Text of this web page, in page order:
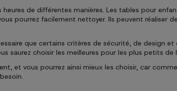
de différentes manières. Les tables pour
pourrez facilement nettoyer. Ils peuvent réaliser
que certains critères de sécurité, de design
saurez choisir les meilleures pour les plus petits de
et vous pourrez ainsi mieux les choisir, car